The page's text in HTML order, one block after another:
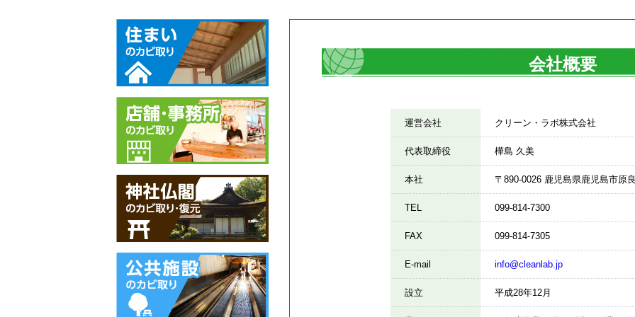
会社概要
運営会社 クリーン・ラボ株式会社
代表取締役 樺島 久美
本社 〒890-0026 鹿児島県鹿児島市原
TEL 099-814-7300
FAX 099-814-7305
E-mail info@cleanlab.jp
設立 平成28年12月